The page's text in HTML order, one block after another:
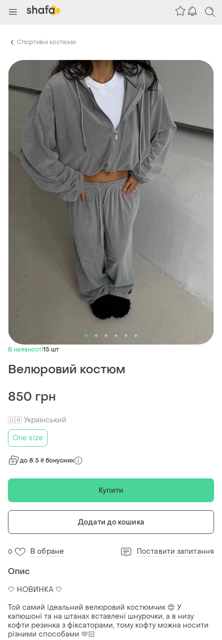
Спортивні костюми
В наявності15 шт
Велюровий костюм
850 грн
🇺🇦 Український
One size
до 8.5 ₴ бонусних
Купити
Додати до кошика
0 В обране Поставити запитання
Опис
🤍 НОВИНКА 🤍
Той самий ідеальний велюровий костюмчик 😍 У
капюшоні та на штанах вставлені шнурочки, а в низу
кофти резинка з фіксаторами, тому кофту можна носити
різними способами 🫶🏻